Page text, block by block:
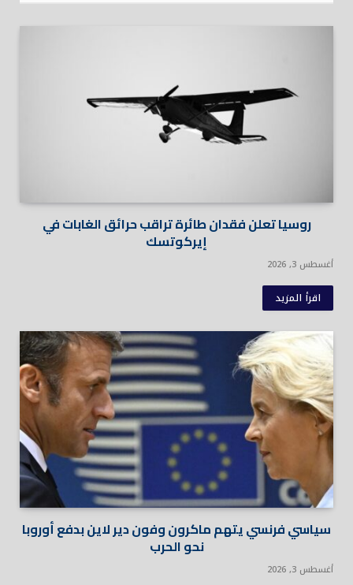
روسيا تعلن فقدان طائرة تراقب حرائق الغابات في
إيركوتسك
أغسطس 3, 2026
اقرأ المزيد
سياسي فرنسي يتهم ماكرون وفون دير لاين بدفع أوروبا
نحو الحرب
أغسطس 3, 2026